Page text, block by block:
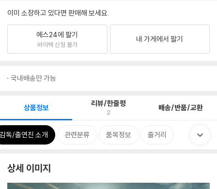
이미 소장하고 있다면 판매해 보세요.
예스24에 팔기
바이백 신청 불가
내 가게에서 팔기
국내배송만 가능
상품정보 리뷰/한줄평
2 배송/반품/교환
감독/출연진 소개 관련분류 품목정보 줄거리
상세 이미지